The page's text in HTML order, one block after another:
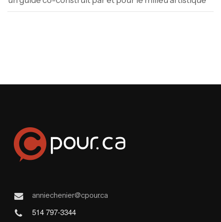
anniechenier@cpour.ca
514 797-3344